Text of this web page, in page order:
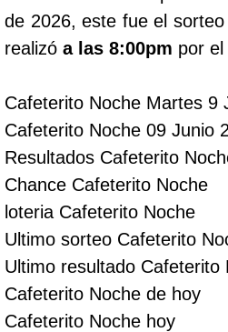
Lotería de Boyaca
Antioqueñita Día
Antioqueñita Tarde
Astro Sol
Astro Luna
de 2026, este fue el
realizó a las 8:00pm por el
Cafeterito Noche Martes 9
Cafeterito Noche 09 Junio
Resultados Cafeterito
Chance Cafeterito Noche
loteria Cafeterito Noche
Ultimo sorteo Cafeterito
Ultimo resultado Cafeterito
Cafeterito Noche de hoy
Cafeterito Noche hoy